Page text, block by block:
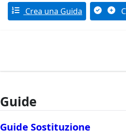
Crea una Guida
Guide
Guide Sostituzione